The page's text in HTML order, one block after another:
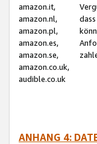
amazon.it,
amazon.nl,
amazon.pl,
amazon.es,
amazon.se,
amazon.co.uk,
audible.co.uk
ANHANG 4: